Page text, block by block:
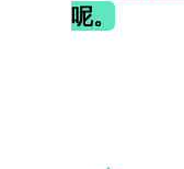
呢。